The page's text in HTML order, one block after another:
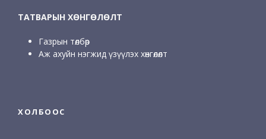
ТАТВАРЫН ХӨНГӨЛӨЛТ
Газрын төлбөр
Аж ахуйн нэгжид үзүүлэх хөнгөлөлт
ХОЛБООС